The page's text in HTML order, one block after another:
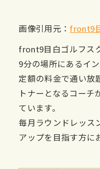
画像引用元：front9
front9目白ゴルフス
9分の場所にあるイ
定額の料金で通い放
トナーとなるコーチ
ています。
毎月ラウンドレッス
アップを目指す方に